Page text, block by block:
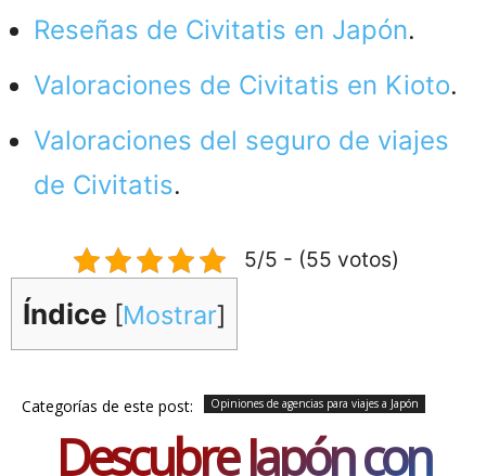
Reseñas de Civitatis en Japón.
Valoraciones de Civitatis en Kioto.
Valoraciones del seguro de viajes
de Civitatis.
5/5 - (55 votos)
Índice [Mostrar]
Categorías de este post: Opiniones de agencias para viajes a Japón
Descubre Japón con